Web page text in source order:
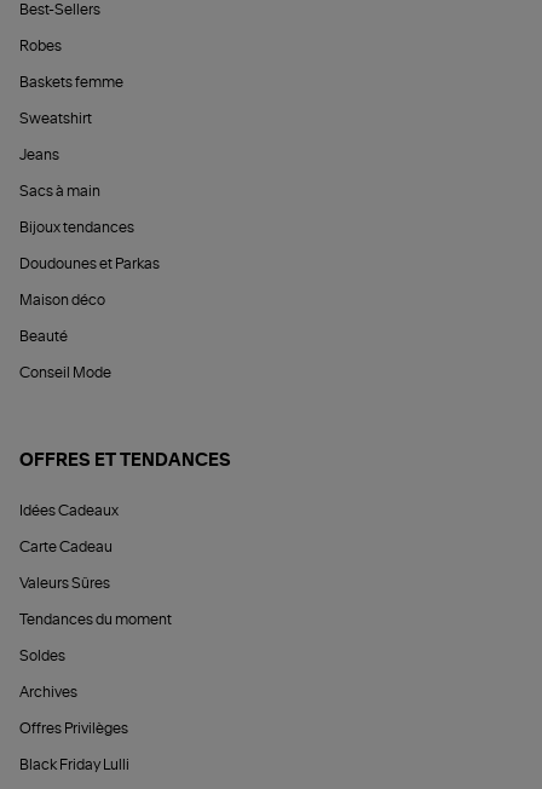
Best-Sellers
Robes
Baskets femme
Sweatshirt
Jeans
Sacs à main
Bijoux tendances
Doudounes et Parkas
Maison déco
Beauté
Conseil Mode
OFFRES ET TENDANCES
Idées Cadeaux
Carte Cadeau
Valeurs Sûres
Tendances du moment
Soldes
Archives
Offres Privilèges
Black Friday Lulli